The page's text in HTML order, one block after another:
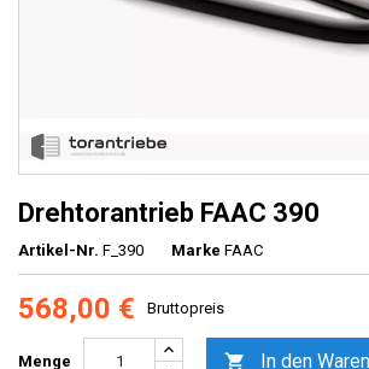
Drehtorantrieb FAAC 390
Artikel-Nr. F_390 Marke FAAC
568,00 € Bruttopreis
Menge  In den